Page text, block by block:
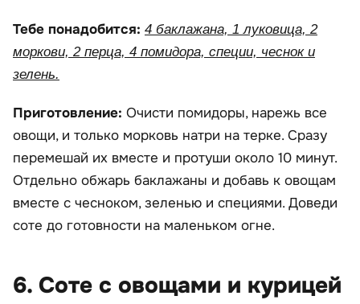
Тебе понадобится: 4 баклажана, 1 луковица, 2
моркови, 2 перца, 4 помидора, специи, чеснок и
зелень.
Приготовление: Очисти помидоры, нарежь все
овощи, и только морковь натри на терке. Сразу
перемешай их вместе и протуши около 10 минут.
Отдельно обжарь баклажаны и добавь к овощам
вместе с чесноком, зеленью и специями. Доведи
соте до готовности на маленьком огне.
6. Соте с овощами и курицей